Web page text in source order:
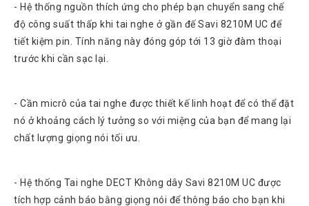
Chính
Sách
Vận
Chuyển
Hành
Thương
Hiệu
Đổi
Hàng
- Hệ thống nguồn thích ứng cho phép bạn chuyển sang chế
độ công suất thấp khi tai nghe ở gần đế Savi 8210M UC để
tiết kiệm pin. Tính năng này đóng góp tới 13 giờ đàm thoại
trước khi cần sạc lại.
- Cần micrô của tai nghe được thiết kế linh hoạt để có thể đặt
nó ở khoảng cách lý tưởng so với miệng của bạn để mang lại
chất lượng giọng nói tối ưu.
- Hệ thống Tai nghe DECT Không dây Savi 8210M UC được
tích hợp cảnh báo bằng giọng nói để thông báo cho bạn khi